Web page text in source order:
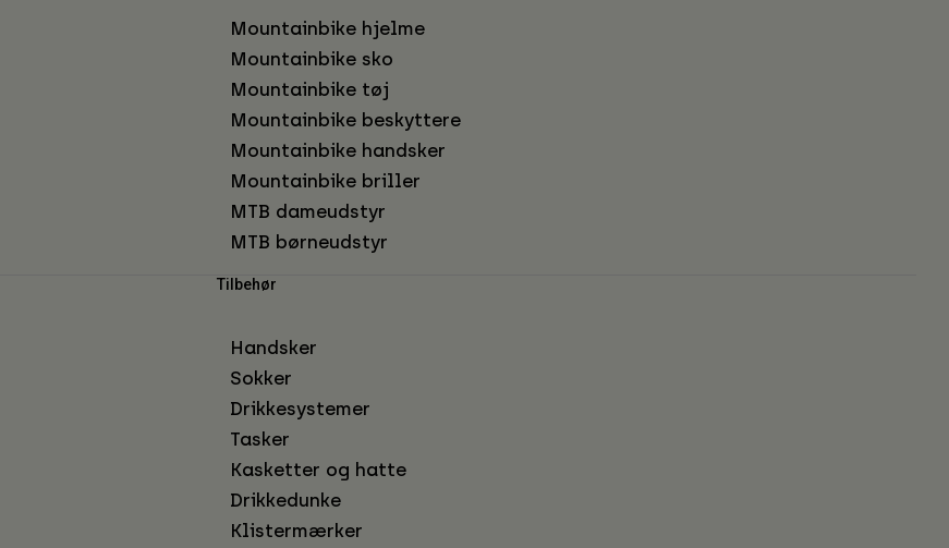
Mountainbike hjelme
Mountainbike sko
Mountainbike tøj
Mountainbike beskyttere
Mountainbike handsker
Mountainbike briller
MTB dameudstyr
MTB børneudstyr
Tilbehør
Handsker
Sokker
Drikkesystemer
Tasker
Kasketter og hatte
Drikkedunke
Klistermærker